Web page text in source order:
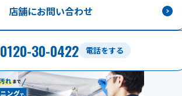
店舗にお問い合わせ
電話をする
0120-30-0422